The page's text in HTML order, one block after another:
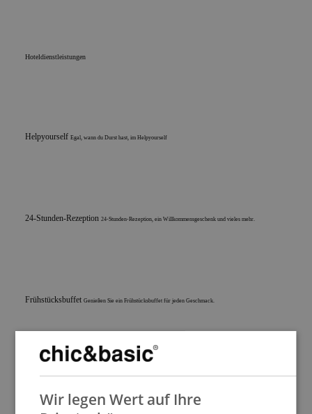
Hoteldienstleistungen
Helpyourself Egal, wann du Durst hast, im Helpyourself
24-Stunden-Rezeption 24-Stunden-Rezeption, ein Willkommensgeschenk und vieles mehr.
Frühstücksbuffet Genießen Sie ein Frühstücksbuffet für jeden Geschmack.
SPANISH
Wir legen Wert auf Ihre